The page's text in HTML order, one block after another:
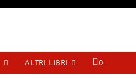
ALTRI LIBRI 0